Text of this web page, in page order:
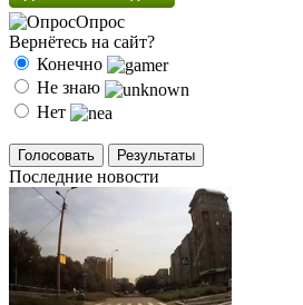
Опрос
Вернётесь на сайт?
Конечно
Не знаю
Нет
Последние новости